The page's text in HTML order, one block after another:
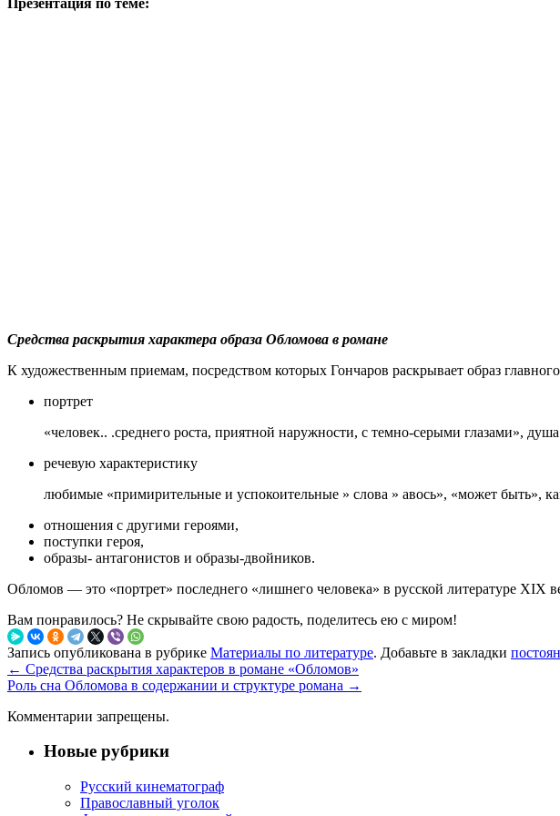
Средства раскрытия характера образа Обломова в романе
К художественным приемам, посредством которых Гончаров раскрывает образ
портрет
«человек.. .среднего роста, приятной наружности, с темно-серыми глазами»,
речевую характеристику
любимые «примирительные и успокоительные » слова » авось», «может быть»,
отношения с другими героями,
поступки героя,
образы- антагонистов и образы-двойников.
Обломов — это «портрет» последнего «лишнего человека» в русской литературе
Вам понравилось? Не скрывайте свою радость, поделитесь ею с миром!
Запись опубликована в рубрике Материалы по литературе. Добавьте в закладки
← Средства раскрытия характеров в романе «Обломов»
Роль сна Обломова в содержании и структуре романа →
Комментарии запрещены.
Новые рубрики
Русский кинематограф
Православный уголок